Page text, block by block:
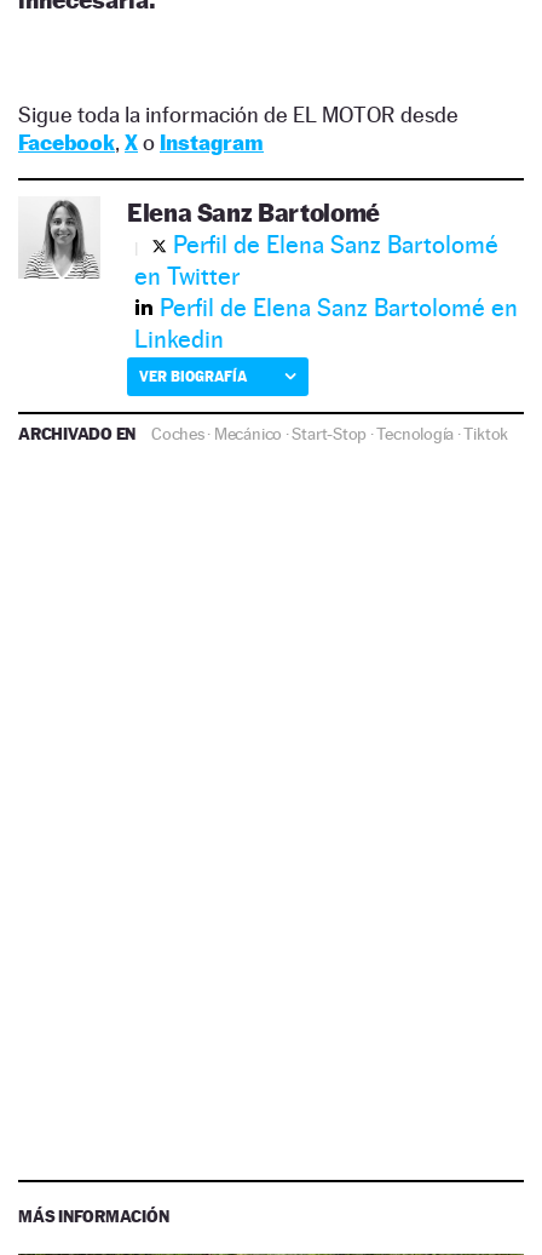
Sigue toda la información de EL MOTOR desde
Facebook, Xo Instagram
Elena Sanz Bartolomé
Perfil de Elena Sanz Bartolomé
en Twitter
Perfil de Elena Sanz Bartolomé en
Linkedin
VER BIOGRAFÍA
ARCHIVADO EN Coches· Mecánico ·Start-Stop ·Tecnología ·Tiktok
MÁS INFORMACIÓN